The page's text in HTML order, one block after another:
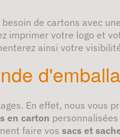
besoin de cartons avec
votre logo et
ainsi votre
En effet, nous vous
en carton
faire vos sacs et